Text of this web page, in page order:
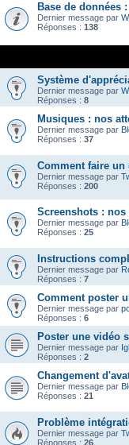
Base de données
Dernier message par
Réponses : 138
Système
Dernier message par
Réponses : 8
Musiques : nos
Dernier message par
Réponses : 37
Comment faire un
Dernier message par
Réponses : 200
Screenshots : nos
Dernier message par
Réponses : 25
Instructions
Dernier message par
Réponses : 7
Comment poster
Dernier message par
Réponses : 6
Poster une vidéo
Dernier message par
Réponses : 2
Changement
Dernier message par
Réponses : 21
Problème
Dernier message par
Réponses : 26